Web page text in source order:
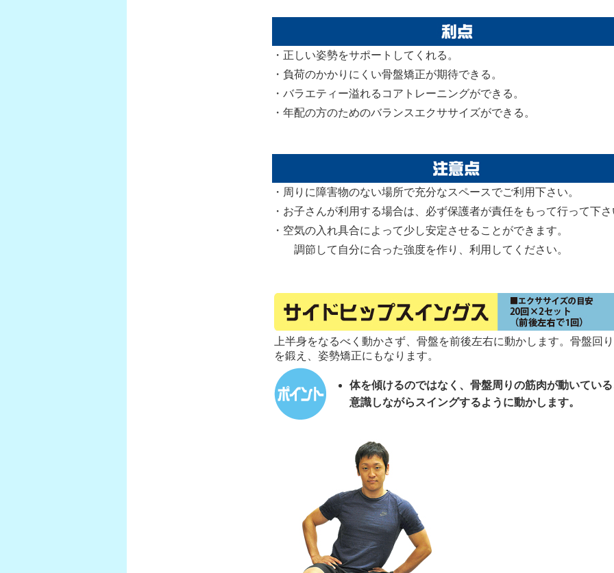
・正しい姿勢をサポートしてくれる。
・負荷のかかりにくい骨盤矯正が期待できる。
・バラエティー溢れるコアトレーニングができる。
・年配の方のためのバランスエクササイズができる。
・周りに障害物のない場所で充分なスペースでご利用下さい。
・お子さんが利用する場合は、必ず保護者が責任をもって行って下
・空気の入れ具合によって少し安定させることができます。
調節して自分に合った強度を作り、利用してください。
上半身をなるべく動かさず、骨盤を前後左右に動かします。骨盤回
を鍛え、姿勢矯正にもなります。
体を傾けるのではなく、骨盤周りの筋肉が動いてい
意識しながらスイングするように動かします。